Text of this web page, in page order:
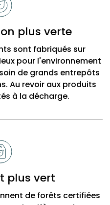
plus verte
sont fabriqués sur
pour l'environnement
de grands entrepôts
Au revoir aux produits
à la décharge.
plus vert
de forêts certifiées